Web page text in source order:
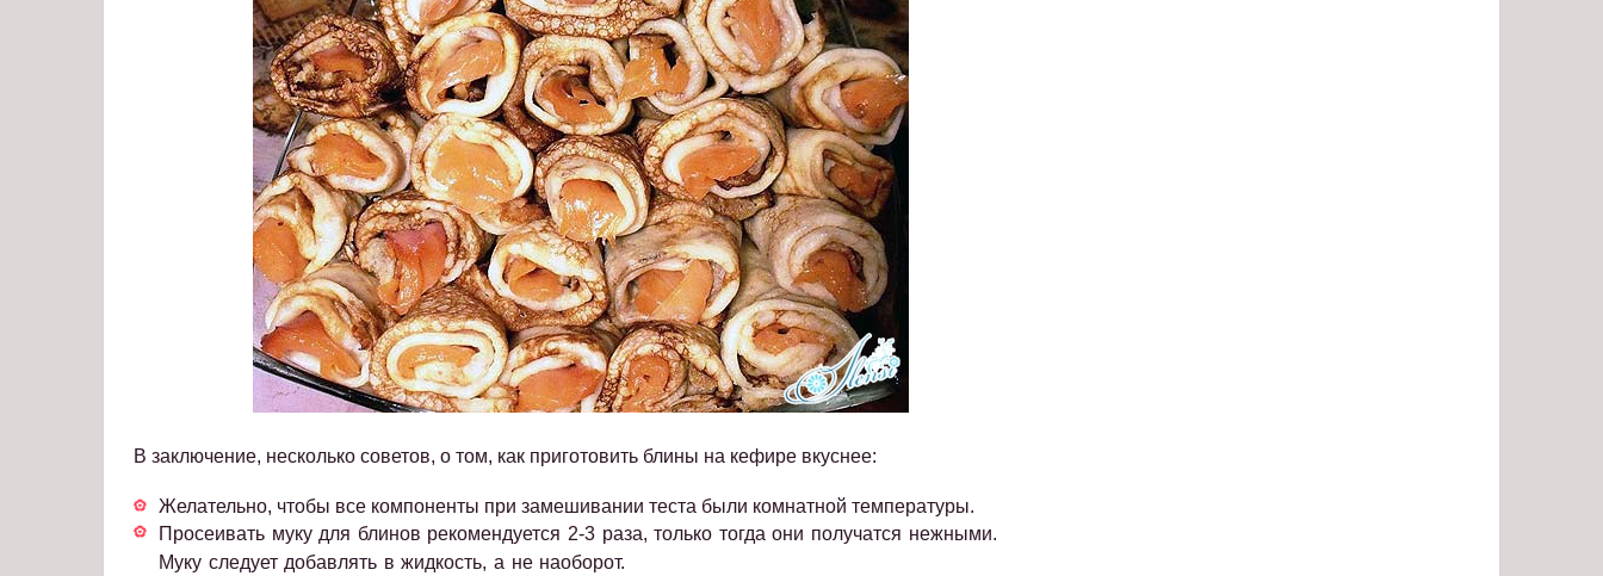
В заключение, несколько советов, о том, как приготовить блины на кефире вкуснее:
Желательно, чтобы все компоненты при замешивании теста были комнатной температуры.
Просеивать муку для блинов рекомендуется 2-3 раза, только тогда они получатся нежными.
Муку следует добавлять в жидкость, а не наоборот.